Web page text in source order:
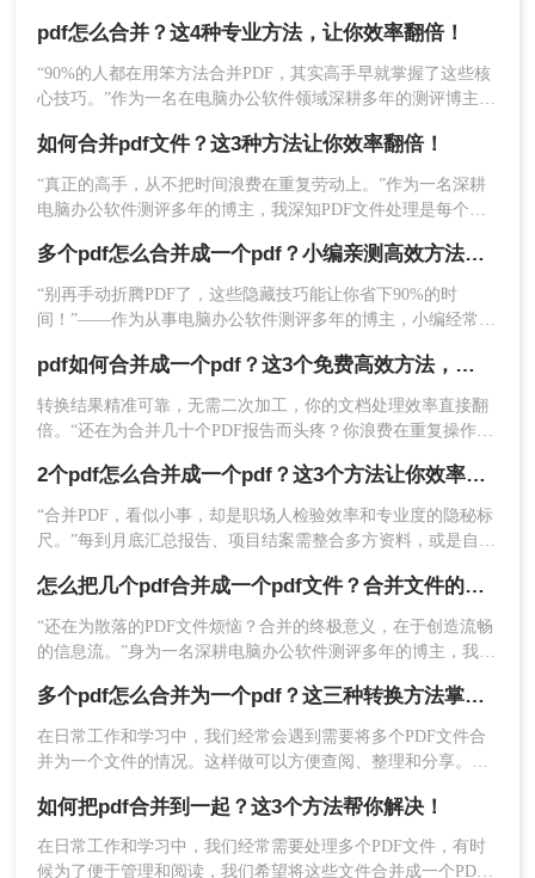
议先预览文件顺序，避免重复操作；注意输出文件
的命名规范，便于后期查找。
方法二：使用专业在线合并工具
是理想选择，特别是我长期测试使用的转转大师在
线转换工具。
优点：
高精度保持格式：经过我的实测，转转大师在
合并PDF时能完整保留原始布局，包括复杂表
格、图表、字体样式和段落格式，无需二次调
出色的批量处理能力：一次性可合并数十个
PDF文件，处理项目报告、数据集文档时效率
显著提升
隐私保护到位
：采用文件传输加密，服务器自
动定时删除用户文件，敏感数据更安全
操作，降低使用门槛
服务稳定可靠：平台运行稳定，处理速度快，
适合紧急任务
缺点：
处理超大文件（如超过500页）时速度会稍慢
完全依赖网络连接，无网络环境下无法使用
操作步骤：
1、访问转转大师PDF处理平台，选择“PDF合
名深耕办公软件测评多年的博主，我今天为你带来一份系统、
专业的PDF合并指南，助你告别效率低下与安全隐患。
pdf怎么合并？这4种专业方法，让你效率翻倍！
“90%的人都在用笨方法合并PDF，其实高手早就掌握了这些核
心技巧。”作为一名在电脑办公软件领域深耕多年的测评博主，
并”这个问题出现的频率高居不下。这看似简单的操作，却实实
在在地困扰着众多职场人：报告整合、资料归档、方案提
交……每一次低效的手动处理，都在悄悄吞噬你的时间与耐
心。
如何合并pdf文件？这3种方法让你效率翻倍！
“真正的高手，从不把时间浪费在重复劳动上。”作为一名深耕
电脑办公软件测评多年的博主，我深知PDF文件处理是每个职
安全隐患——这些痛点几乎每天都在消耗我们的时间和耐心。
多个pdf怎么合并成一个pdf？小编亲测高效方法大公开！
“别再手动折腾PDF了，这些隐藏技巧能让你省下90%的时
间！”——作为从事电脑办公软件测评多年的博主，小编经常收
多个PDF怎么合并成一个PDF的常用方法，帮你解决操作繁
琐、安全隐忧等核心困扰。那么多个pdf怎么合并成一个pdf
呢？本文基于真实测试和数据，确保专业可信，助你快速掌握
实用技能。
pdf如何合并成一个pdf？这3个免费高效方法，职场人必须掌握！
转换结果精准可靠，无需二次加工，你的文档处理效率直接翻
倍。“还在为合并几十个PDF报告而头疼？你浪费在重复操作上
深耕多年的小编，我见过太多职场朋友被基础的文档处理问题
绊住手脚。那么pdf如何合并成一个pdf呢？
2个pdf怎么合并成一个pdf？这3个方法让你效率翻倍，安全省心！
“合并PDF，看似小事，却是职场人检验效率和专业度的隐秘标
尺。”每到月底汇总报告、项目结案需整合多方资料，或是自媒
文档感到头疼？手动复制粘贴？格式全乱。
怎么把几个pdf合并成一个pdf文件？合并文件的四大高效秘籍，总有一款适合你！
“还在为散落的PDF文件烦恼？合并的终极意义，在于创造流畅
的信息流。”身为一名深耕电脑办公软件测评多年的博主，我深
十份零散的PDF——可能是项目报告的不同章节、分散的合同
附件，或是零散的参考资料
多个pdf怎么合并为一个pdf？这三种转换方法掌握好！
在日常工作和学习中，我们经常会遇到需要将多个PDF文件合
并为一个文件的情况。这样做可以方便查阅、整理和分享。那
PDF合并为一个PDF的方法，帮助您轻松完成这项任务。
如何把pdf合并到一起？这3个方法帮你解决！
在日常工作和学习中，我们经常需要处理多个PDF文件，有时
候为了便于管理和阅读，我们希望将这些文件合并成一个PDF